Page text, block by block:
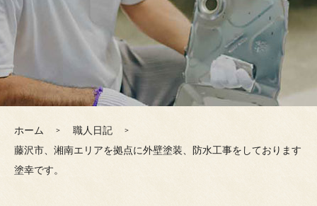
ホーム
職人日記
藤沢市、湘南エリアを拠点に外壁塗装、防水工事をしております
塗幸です。